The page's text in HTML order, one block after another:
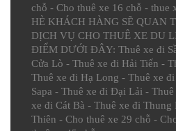
chỗ - Cho thuê xe 16 chỗ - thue
HÈ KHÁCH HÀNG SẼ QUAN
DỊCH VỤ CHO THUÊ XE DU
ĐIỂM DƯỚI ĐÂY: Thuê xe đi
Cửa Lò - Thuê xe đi Hải Tiến -
Thuê xe đi Hạ Long - Thuê xe
Sapa - Thuê xe đi Đại Lải -
xe đi Cát Bà - Thuê xe đi Thung
Thiên - Cho thuê xe 29 chỗ -